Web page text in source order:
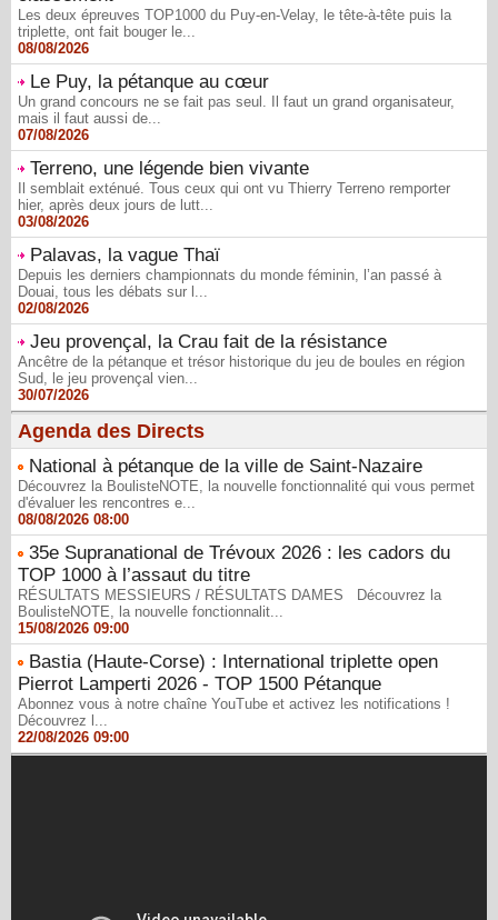
Les deux épreuves TOP1000 du Puy-en-Velay, le tête-à-tête puis la
triplette, ont fait bouger le...
08/08/2026
Le Puy, la pétanque au cœur
Un grand concours ne se fait pas seul. Il faut un grand organisateur,
mais il faut aussi de...
07/08/2026
Terreno, une légende bien vivante
Il semblait exténué. Tous ceux qui ont vu Thierry Terreno remporter
hier, après deux jours de lutt...
03/08/2026
Palavas, la vague Thaï
Depuis les derniers championnats du monde féminin, l’an passé à
Douai, tous les débats sur l...
02/08/2026
Jeu provençal, la Crau fait de la résistance
Ancêtre de la pétanque et trésor historique du jeu de boules en région
Sud, le jeu provençal vien...
30/07/2026
Agenda des Directs
National à pétanque de la ville de Saint-Nazaire
Découvrez la BoulisteNOTE, la nouvelle fonctionnalité qui vous permet
d'évaluer les rencontres e...
08/08/2026 08:00
35e Supranational de Trévoux 2026 : les cadors du
TOP 1000 à l’assaut du titre
RÉSULTATS MESSIEURS / RÉSULTATS DAMES Découvrez la
BoulisteNOTE, la nouvelle fonctionnalit...
15/08/2026 09:00
Bastia (Haute-Corse) : International triplette open
Pierrot Lamperti 2026 - TOP 1500 Pétanque
Abonnez vous à notre chaîne YouTube et activez les notifications !
Découvrez l...
22/08/2026 09:00